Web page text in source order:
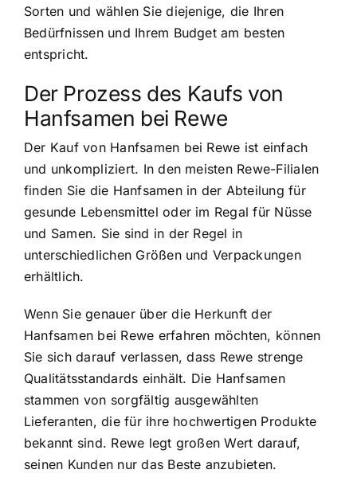
Sorten und wählen Sie diejenige, die Ihren
Bedürfnissen und Ihrem Budget am besten
entspricht.
Der Prozess des Kaufs von
Hanfsamen bei Rewe
Der Kauf von Hanfsamen bei Rewe ist einfach
und unkompliziert. In den meisten Rewe-Filialen
finden Sie die Hanfsamen in der Abteilung für
gesunde Lebensmittel oder im Regal für Nüsse
und Samen. Sie sind in der Regel in
unterschiedlichen Größen und Verpackungen
erhältlich.
Wenn Sie genauer über die Herkunft der
Hanfsamen bei Rewe erfahren möchten, können
Sie sich darauf verlassen, dass Rewe strenge
Qualitätsstandards einhält. Die Hanfsamen
stammen von sorgfältig ausgewählten
Lieferanten, die für ihre hochwertigen Produkte
bekannt sind. Rewe legt großen Wert darauf,
seinen Kunden nur das Beste anzubieten.